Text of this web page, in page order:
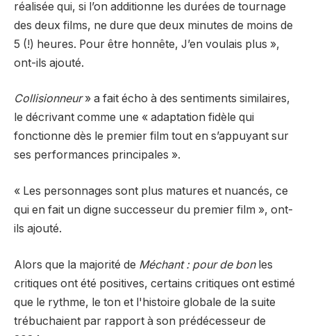
réalisée qui, si l’on additionne les durées de tournage
des deux films, ne dure que deux minutes de moins de
5 (!) heures. Pour être honnête, J’en voulais plus »,
ont-ils ajouté.
Collisionneur» a fait écho à des sentiments similaires,
le décrivant comme une « adaptation fidèle qui
fonctionne dès le premier film tout en s’appuyant sur
ses performances principales ».
« Les personnages sont plus matures et nuancés, ce
qui en fait un digne successeur du premier film », ont-
ils ajouté.
Alors que la majorité de Méchant : pour de bon les
critiques ont été positives, certains critiques ont estimé
que le rythme, le ton et l'histoire globale de la suite
trébuchaient par rapport à son prédécesseur de